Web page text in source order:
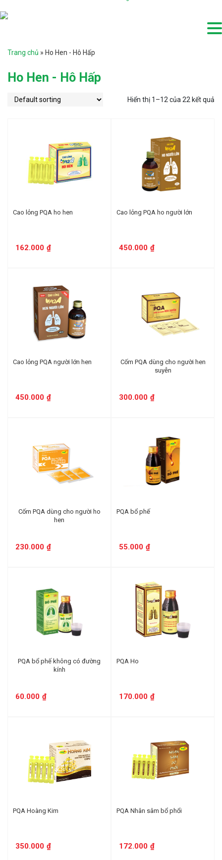
Trang chủ » Ho Hen - Hô Hấp
Ho Hen - Hô Hấp
Hiển thị 1–12 của 22 kết quả
Cao lỏng PQA ho hen
162.000 ₫
Cao lỏng PQA ho người lớn
450.000 ₫
Cao lỏng PQA người lớn hen
450.000 ₫
Cốm PQA dùng cho người hen
suyễn
300.000 ₫
Cốm PQA dùng cho người ho
hen
230.000 ₫
PQA bổ phế
55.000 ₫
PQA bổ phế không có đường
kính
60.000 ₫
PQA Ho
170.000 ₫
PQA Hoàng Kim
350.000 ₫
PQA Nhân sâm bổ phổi
172.000 ₫